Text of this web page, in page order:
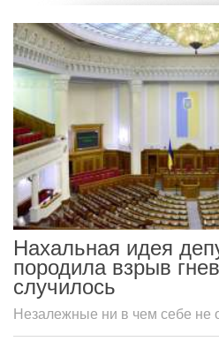
Нахальная идея
породила взрыв
случилось
Незалежные ни в чем себе не